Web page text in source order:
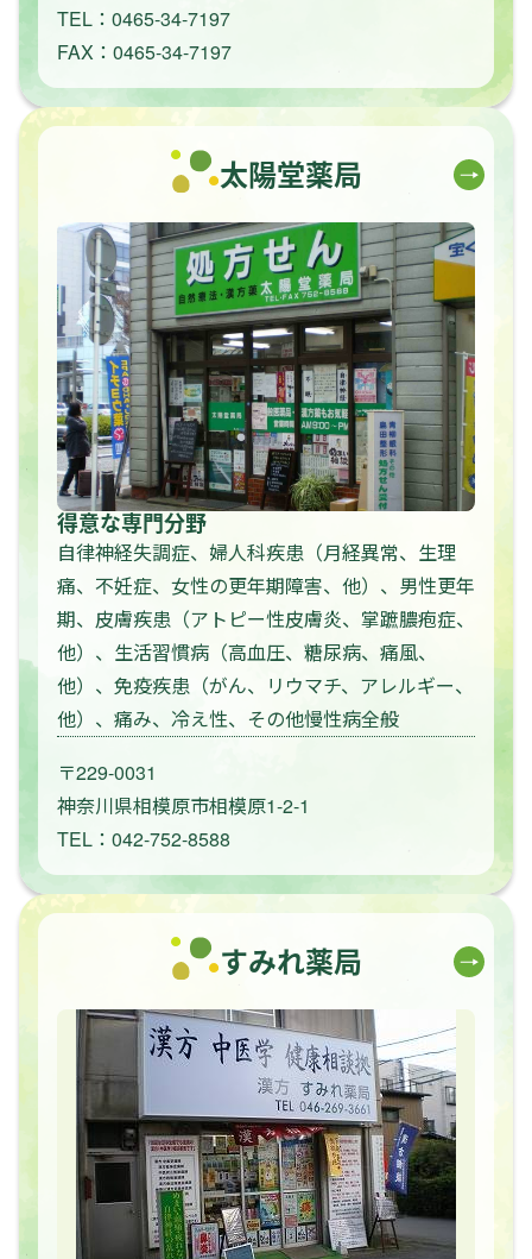
TEL：0465-34-7197
FAX：0465-34-7197
太陽堂薬局
得意な専門分野
自律神経失調症、婦人科疾患（月経異常、生理
痛、不妊症、女性の更年期障害、他）、男性更年
期、皮膚疾患（アトピー性皮膚炎、掌蹠膿疱症、
他）、生活習慣病（高血圧、糖尿病、痛風、
他）、免疫疾患（がん、リウマチ、アレルギー、
他）、痛み、冷え性、その他慢性病全般
〒229-0031
神奈川県相模原市相模原1-2-1
TEL：042-752-8588
すみれ薬局